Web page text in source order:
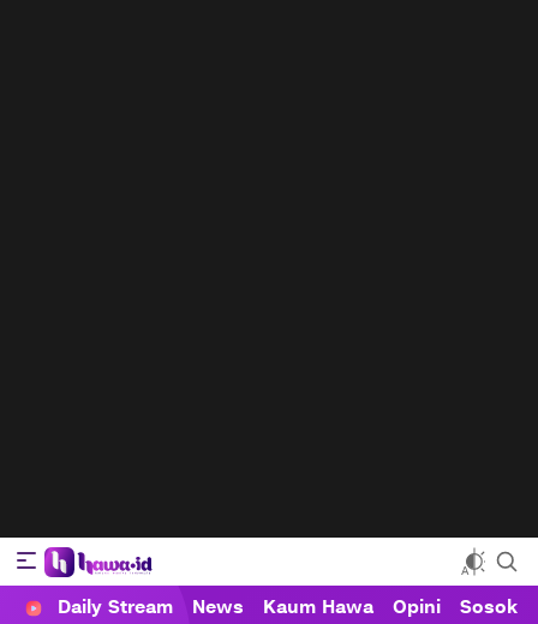
HAWA
Haluan Wanita Indonesia
Daily Stream News Kaum Hawa Opini Sosok